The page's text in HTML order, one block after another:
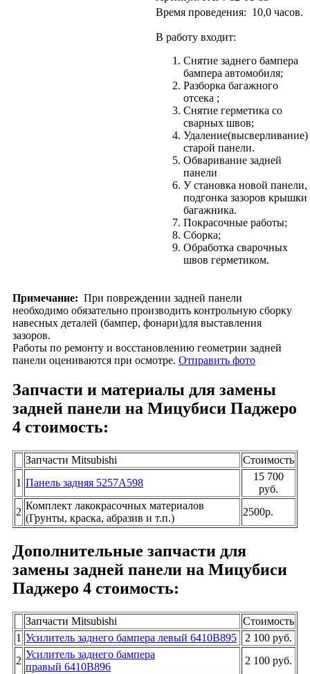
Время проведения: 10,0 часов.
В работу входит:
Снятие заднего бампера
бампера автомобиля;
Разборка багажного
отсека ;
Снятие герметика со
сварных швов;
Удаление(высверливание)
старой панели.
Обваривание задней
панели
У становка новой панели,
подгонка зазоров крышки
багажника.
Покрасочные работы;
Сборка;
Обработка сварочных
швов герметиком.
Примечание: При повреждении задней панели
необходимо обязательно производить контрольную сборку
навесных деталей (бампер, фонари)для выставления
зазоров.
Работы по ремонту и восстановлению геометрии задней
панели оцениваются при осмотре. Отправить фото
Запчасти и материалы для замены
задней панели на Мицубиси Паджеро
4 стоимость:
Запчасти Mitsubishi
Стоимость
1 Панель задняя 5257A598
15 700
руб.
2
Комплект лакокрасочных материалов
(Грунты, краска, абразив и т.п.)
2500р.
Дополнительные запчасти для
замены задней панели на Мицубиси
Паджеро 4 стоимость:
Запчасти Mitsubishi
Стоимость
1 Усилитель заднего бампера левый 6410B895
2 100 руб.
2
Усилитель заднего бампера
правый 6410B896
2 100 руб.